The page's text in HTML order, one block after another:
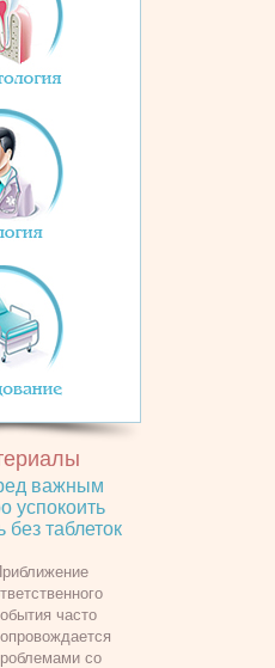
важным
успокоить
без таблеток
часто
со